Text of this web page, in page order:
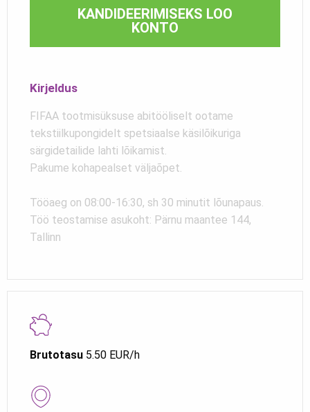
Brutotasu 5.50 EUR/h
KANDIDEERIMISEKS LOO
KONTO
Kirjeldus
FIFAA tootmisüksuse abitööliselt ootame
tekstiilkupongidelt spetsiaalse käsilõikuriga
särgidetailide lahti lõikamist.
Pakume kohapealset väljaõpet.
Tööaeg on 08:00-16:30, sh 30 minutit lõunapaus.
Töö teostamise asukoht: Pärnu maantee 144,
Tallinn